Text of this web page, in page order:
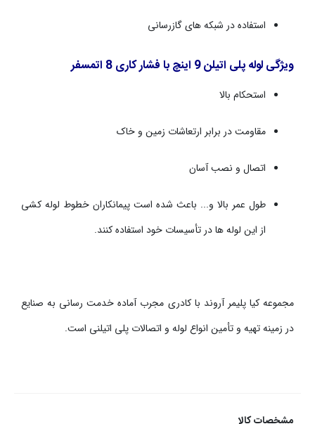
استفاده در شبکه­ های گازرسانی
ویژگی لوله پلی اتیلن9 اینچ با فشار کاری8 اتمسفر
استحکام بالا
مقاومت در برابر ارتعاشات زمین و خاک
اتصال و نصب آسان
طول عمر بالا و... باعث شده است پیمانکاران خطوط لوله کشی
از این لوله ها در تأسیسات خود استفاده کنند.
مجموعه کیا پلیمر آروند با کادری مجرب آماده خدمت رسانی به صنایع
در زمینه تهیه و تأمین انواع لوله و اتصالات پلی اتیلنی است.
مشخصات کالا